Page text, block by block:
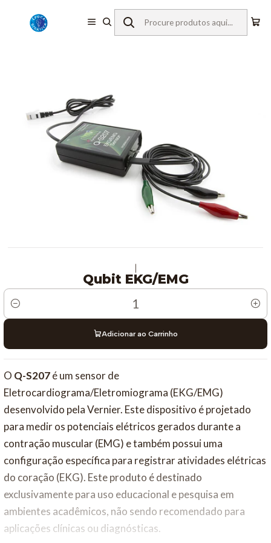
Equipamentos de Laboratório Vernier
Sensores c/ Fios
Qubit EKG/EMG
|
Qubit EKG/EMG
Quantidade
Adicionar ao Carrinho
O Q-S207é um sensor de
Eletrocardiograma/Eletromiograma (EKG/EMG)
desenvolvido pela Vernier. Este dispositivo é projetado
para medir os potenciais elétricos gerados durante a
contração muscular (EMG) e também possui uma
configuração específica para registrar atividades elétricas
do coração (EKG). Este produto é destinado
exclusivamente para uso educacional e pesquisa em
ambientes acadêmicos, não sendo recomendado para
aplicações clínicas ou diagnósticas.